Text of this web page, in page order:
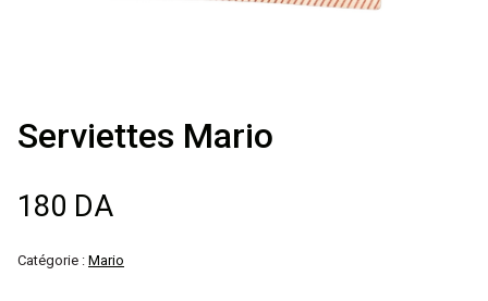
table
Accessoires
Déguisements
Serviettes Mario
180 DA
Catégorie : Mario